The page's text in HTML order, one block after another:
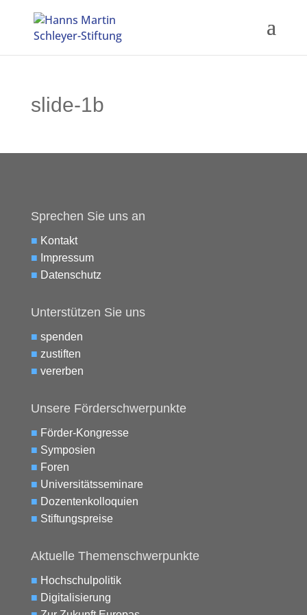
slide-1b
Sprechen Sie uns an
■ Kontakt
■ Impressum
■ Datenschutz
Unterstützen Sie uns
■ spenden
■ zustiften
■ vererben
Unsere Förderschwerpunkte
■ Förder-Kongresse
■ Symposien
■ Foren
■ Universitätsseminare
■ Dozentenkolloquien
■ Stiftungspreise
Aktuelle Themenschwerpunkte
■ Hochschulpolitik
■ Digitalisierung